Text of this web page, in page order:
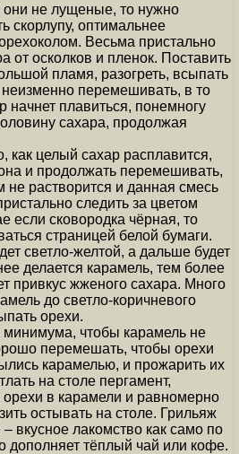
они не лущеные, то нужно
скорлупу, оптимальнее
Весьма пристально
от осколков и пленок. Поставить
пламя, разогреть, всыпать
перемешивать, в то
начнет плавиться, понемногу
сахара, продолжая
как целый сахар расплавится,
и продолжать перемешивать,
не растворится и данная смесь
следить за цветом
если сковородка чёрная, то
страницей белой бумаги.
светло-желтой, а дальше будет
делается карамель, тем более
привкус жженого сахара. Много
до светло-коричневого
орехи.
минимума, чтобы карамель не
перемешать, чтобы орехи
карамелью, и прожарить их
на столе пергамент,
в карамели и равномерно
остывать на столе. Грильяж
– вкусное лакомство как само по
дополняет тёплый чай или кофе.